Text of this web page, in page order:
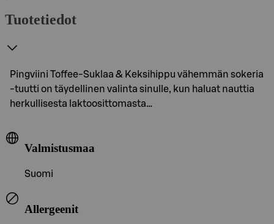
Tuotetiedot
Pingviini Toffee-Suklaa & Keksihippu vähemmän sokeria
-tuutti on täydellinen valinta sinulle, kun haluat nauttia
herkullisesta laktoosittomasta…
Valmistusmaa
Suomi
Allergeenit